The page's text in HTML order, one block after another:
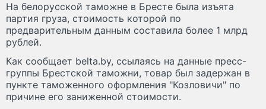
На белорусской таможне в Бресте была изъята
партия груза, стоимость которой по
предварительным данным составила более 1 млрд
рублей.
Как сообщает belta.by, ссылаясь на данные пресс-
группы Брестской таможни, товар был задержан в
пункте таможенного оформления "Козловичи" по
причине его заниженной стоимости.